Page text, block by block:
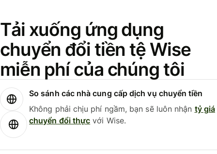
Tải xuống ứng dụng
chuyển đổi tiền tệ Wise
miễn phí của chúng tôi
So sánh các nhà cung cấp dịch vụ chuyển tiền
Không phải chịu phí ngầm, bạn sẽ luôn nhận tỷ giá
chuyển đổi thực với Wise.